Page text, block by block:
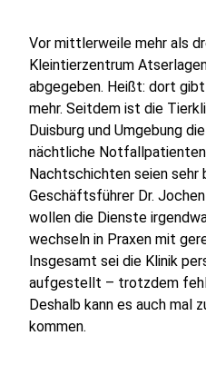
Vor mittlerweile mehr als
Kleintierzentrum
abgegeben. Heißt: dort
mehr. Seitdem ist die
Duisburg und Umgebung
nächtliche
Nachtschichten seien sehr
Geschäftsführer Dr.
wollen die Dienste
wechseln in Praxen mit
Insgesamt sei die Klinik
aufgestellt – trotzdem
Deshalb kann es auch mal
kommen.